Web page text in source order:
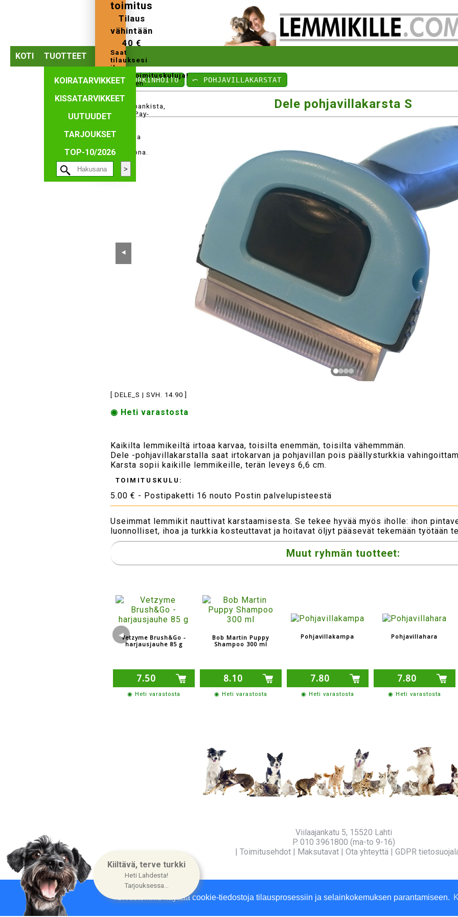
Sivustomme käyttää cookie-tiedostoja tilausprosessiin ja selainkokemuksen parantamiseen.
KOTI TUOTTEET
KOIRATARVIKKEET
KISSATARVIKKEET
UUTUUDET
TARJOUKSET
TOP-10/2026
toimitus
Tilaus
vähintään
40 €
Saat
tilauksesi
ilman
perustoimituskuluja!
Tilauksen
maksaa
verkkopankista,
MobilePay-
Paypal-
maksuna
tilisiirtona.
⤺ TURKINHOITO ⤺ POHJAVILLAKARSTAT
Dele pohjavillakarsta S
⯇
[ DELE_S | SVH. 14.90 ]
◉ Heti varastosta
Kaikilta lemmikeiltä irtoaa karvaa, toisilta enemmän, toisilta vähemmmän.
Dele -pohjavillakarstalla saat irtokarvan ja pohjavillan pois päällysturkkia
Karsta sopii kaikille lemmikeille, terän leveys 6,6 cm.
TOIMITUSKULU:
5.00 € - Postipaketti 16 nouto Postin palvelupisteestä
Useimmat lemmikit nauttivat karstaamisesta. Se tekee hyvää myös iholle: ihon
luonnolliset, ihoa ja turkkia kosteuttavat ja hoitavat öljyt pääsevät tekemään työtään
Muut ryhmän tuotteet:
◀Vetzyme Brush&Go -
harjausjauhe 85 g
7.50
◉ Heti varastosta
Bob Martin Puppy
Shampoo 300 ml
8.10
◉ Heti varastosta
Pohjavillakampa
7.80
◉ Heti varastosta
Pohjavillahara
7.80
◉ Heti varastosta
Viilaajankatu 5, 15520 Lahti
P. 010 3961800 (ma-to 9-16)
| Toimitusehdot| Maksutavat| Ota yhteyttä| GDPR
Kiiltävä, terve turkki
Heti Lahdesta!
Tarjouksessa...